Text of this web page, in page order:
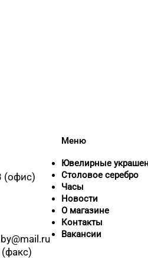
(офис)
Меню
Ювелирные
Столовое серебро
Часы
Новости
О магазине
Контакты
Вакансии